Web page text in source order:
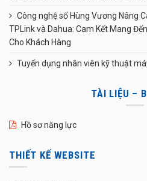
Công nghệ số Hùng Vương Nâng
TPLink và Dahua: Cam Kết Mang
Cho Khách Hàng
Tuyển dụng nhân viên kỹ thuật
TÀI LIỆU –
Hồ sơ năng lực
THIẾT KẾ WEBSITE